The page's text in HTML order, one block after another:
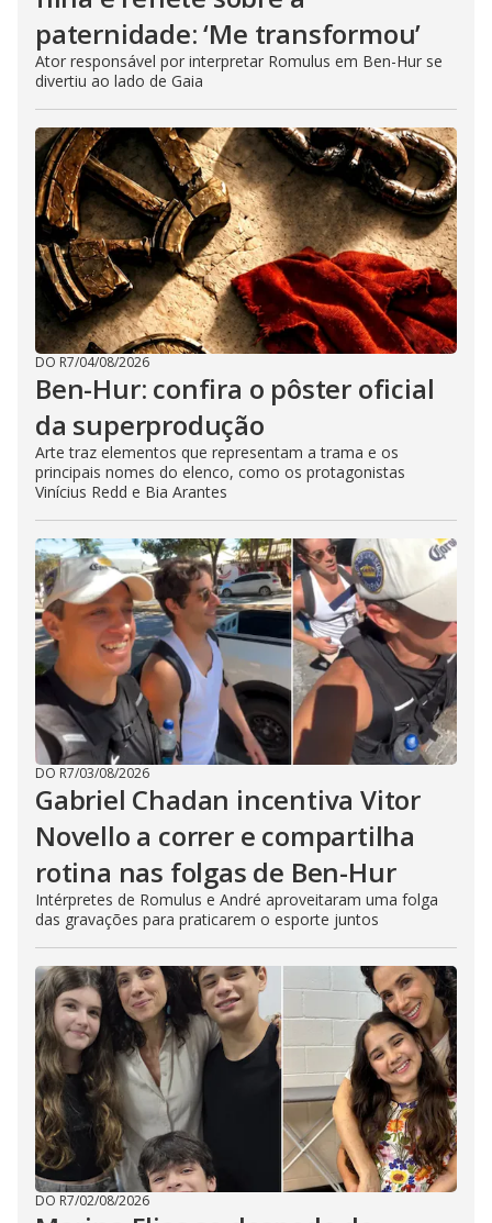
paternidade: ‘Me transformou’
Ator responsável por interpretar Romulus em Ben-Hur se
divertiu ao lado de Gaia
DO R7/04/08/2026
Ben-Hur: confira o pôster oficial
da superprodução
Arte traz elementos que representam a trama e os
principais nomes do elenco, como os protagonistas
Vinícius Redd e Bia Arantes
DO R7/03/08/2026
Gabriel Chadan incentiva Vitor
Novello a correr e compartilha
rotina nas folgas de Ben-Hur
Intérpretes de Romulus e André aproveitaram uma folga
das gravações para praticarem o esporte juntos
DO R7/02/08/2026